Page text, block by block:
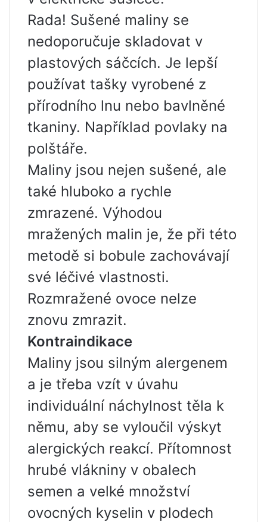
Rada! Sušené maliny se
nedoporučuje skladovat v
plastových sáčcích. Je lepší
používat tašky vyrobené z
přírodního lnu nebo bavlněné
tkaniny. Například povlaky na
polštáře.
Maliny jsou nejen sušené, ale
také hluboko a rychle
zmrazené. Výhodou
mražených malin je, že při této
metodě si bobule zachovávají
své léčivé vlastnosti.
Rozmražené ovoce nelze
znovu zmrazit.
Kontraindikace
Maliny jsou silným alergenem
a je třeba vzít v úvahu
individuální náchylnost těla k
němu, aby se vyloučil výskyt
alergických reakcí. Přítomnost
hrubé vlákniny v obalech
semen a velké množství
ovocných kyselin v plodech